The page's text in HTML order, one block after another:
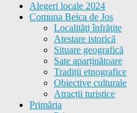
Alegeri locale 2024
Comuna Beica de Jos
Localităţi înfrăţite
Atestare istorică
Situare geografică
Sate aparținătoare
Tradiții etnografice
Obiective culturale
Atracții turistice
Primăria